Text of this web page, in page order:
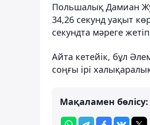
Польшалық Дамиан
34,26 секунд уақыт
секундта мәреге
Айта кетейік, бұл
соңғы ірі
Мақаламен бөлісу: